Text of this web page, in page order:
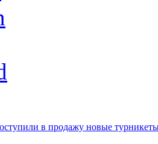
в продажу новые